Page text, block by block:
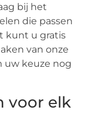
bij het
die passen
kunt u gratis
van onze
uw keuze nog
voor elk